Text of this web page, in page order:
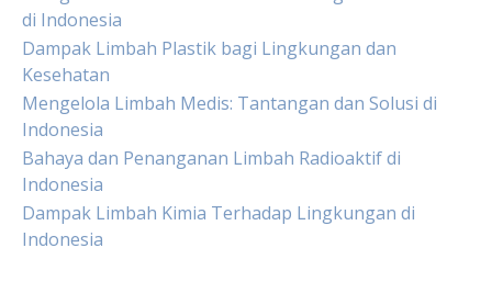
di Indonesia
Dampak Limbah Plastik bagi Lingkungan dan
Kesehatan
Mengelola Limbah Medis: Tantangan dan Solusi di
Indonesia
Bahaya dan Penanganan Limbah Radioaktif di
Indonesia
Dampak Limbah Kimia Terhadap Lingkungan di
Indonesia